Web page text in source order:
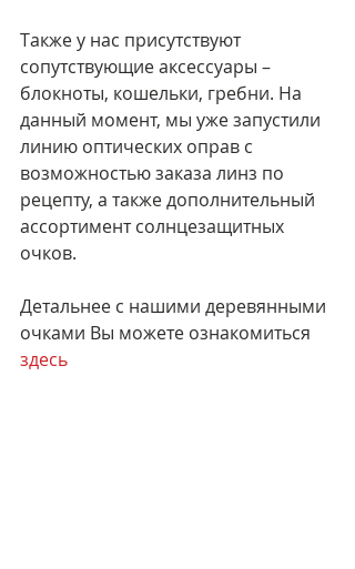
Также у нас присутствуют
сопутствующие аксессуары –
блокноты, кошельки, гребни. На
данный момент, мы уже запустили
линию оптических оправ с
возможностью заказа линз по
рецепту, а также дополнительный
ассортимент солнцезащитных
очков.
Детальнее с нашими деревянными
очками Вы можете ознакомиться
здесь